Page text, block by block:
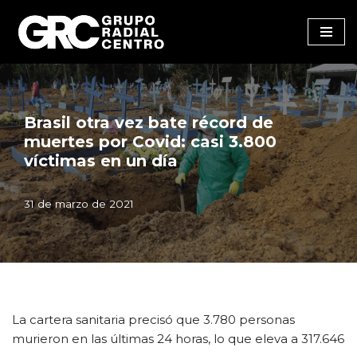
Saltar
al
contenido
Brasil otra vez bate récord de
muertes por Covid: casi 3.800
víctimas en un día
31 de marzo de 2021
La cartera sanitaria precisó que 3.780 personas
murieron en las últimas 24 horas, lo que eleva a 317.646